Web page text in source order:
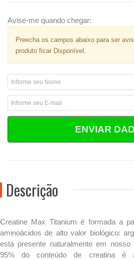
Avise-me quando chegar:
Preecha os campos abaixo para ser
produto ficar Disponível.
ENVIAR
Descrição
Creatine Max Titanium é formada a
aminoácidos de alto valor biológico:
está presente naturalmente em
95% do conteúdo de creatina é